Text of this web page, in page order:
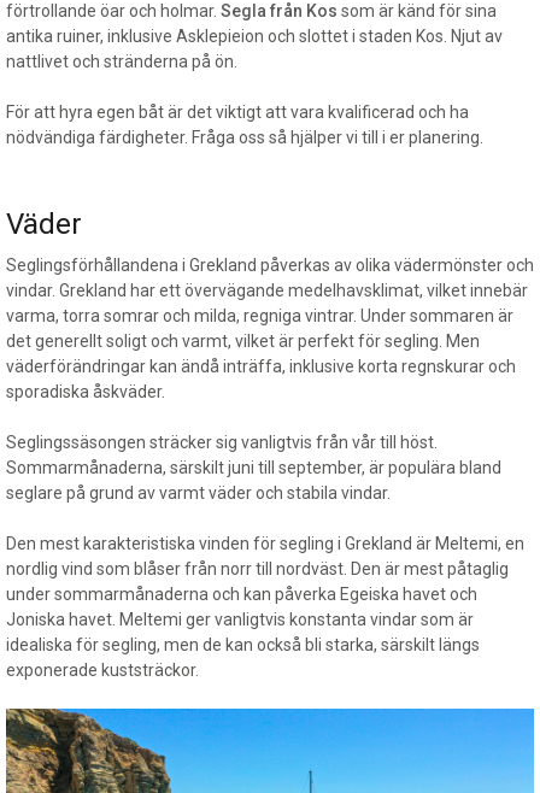
förtrollande öar och holmar. Segla från Kos som är känd för sina
antika ruiner, inklusive Asklepieion och slottet i staden Kos. Njut av
nattlivet och stränderna på ön.
För att hyra egen båt är det viktigt att vara kvalificerad och ha
nödvändiga färdigheter. Fråga oss så hjälper vi till i er planering.
Väder
Seglingsförhållandena i Grekland påverkas av olika vädermönster och
vindar. Grekland har ett övervägande medelhavsklimat, vilket innebär
varma, torra somrar och milda, regniga vintrar. Under sommaren är
det generellt soligt och varmt, vilket är perfekt för segling. Men
väderförändringar kan ändå inträffa, inklusive korta regnskurar och
sporadiska åskväder.
Seglingssäsongen sträcker sig vanligtvis från vår till höst.
Sommarmånaderna, särskilt juni till september, är populära bland
seglare på grund av varmt väder och stabila vindar.
Den mest karakteristiska vinden för segling i Grekland är Meltemi, en
nordlig vind som blåser från norr till nordväst. Den är mest påtaglig
under sommarmånaderna och kan påverka Egeiska havet och
Joniska havet. Meltemi ger vanligtvis konstanta vindar som är
idealiska för segling, men de kan också bli starka, särskilt längs
exponerade kuststräckor.